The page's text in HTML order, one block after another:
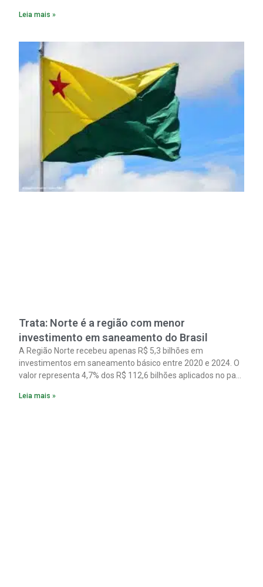
empreendimento. Ou seja, a suposta “fraude à licitação” é
figura é facultativa e sujeita a uma escolha racional de
projeto a projeto.
Leia mais »
Trata: Norte é a região com menor
investimento em saneamento do Brasil
A Região Norte recebeu apenas R$ 5,3 bilhões em
investimentos em saneamento básico entre 2020 e 2024. O
valor representa 4,7% dos R$ 112,6 bilhões aplicados no país
Brasil em parceria com a GO Associados.
Leia mais »